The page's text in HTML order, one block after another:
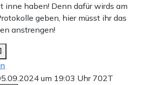
inne haben! Denn dafür wirds am
geben, hier müsst ihr das
anstrengen!
um 19:03 Uhr 702T